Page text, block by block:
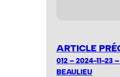
ARTICLE
012 – 2024-11-23
BEAULIEU